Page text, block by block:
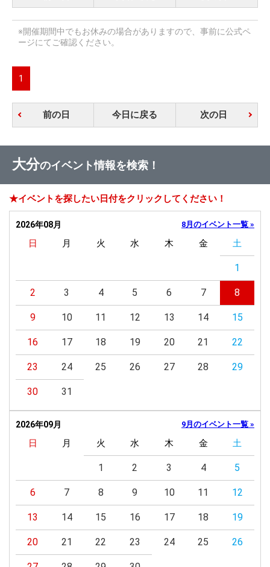
※開催期間中でもお休みの場合がありますので、事前に公式ペ
ージにてご確認ください。
1
前の日 今日に戻る 次の日
大分のイベント情報を検索！
★イベントを探したい日付をクリックしてください！
2026年08月 8月のイベント一覧 »
日 月 火 水 木 金 土
1
2 3 4 5 6 7 8
9 10 11 12 13 14 15
16 17 18 19 20 21 22
23 24 25 26 27 28 29
30 31
2026年09月 9月のイベント一覧 »
日 月 火 水 木 金 土
1 2 3 4 5
6 7 8 9 10 11 12
13 14 15 16 17 18 19
20 21 22 23 24 25 26